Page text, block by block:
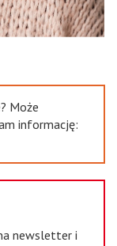
Może
informację:
newsletter i